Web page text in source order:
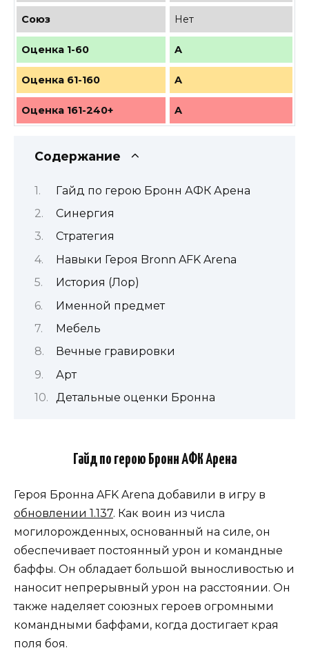
Союз Нет
Оценка 1-60 A
Оценка 61-160 A
Оценка 161-240+ A
Содержание
Гайд по герою Бронн АФК Арена
Синергия
Стратегия
Навыки Героя Bronn AFK Arena
История (Лор)
Именной предмет
Мебель
Вечные гравировки
Арт
Детальные оценки Бронна
Гайд по герою Бронн АФК Арена
Героя Бронна AFK Arena добавили в игру в
обновлении 1.137. Как воин из числа
могилорожденных, основанный на силе, он
обеспечивает постоянный урон и командные
баффы. Он обладает большой выносливостью и
наносит непрерывный урон на расстоянии. Он
также наделяет союзных героев огромными
командными баффами, когда достигает края
поля боя.